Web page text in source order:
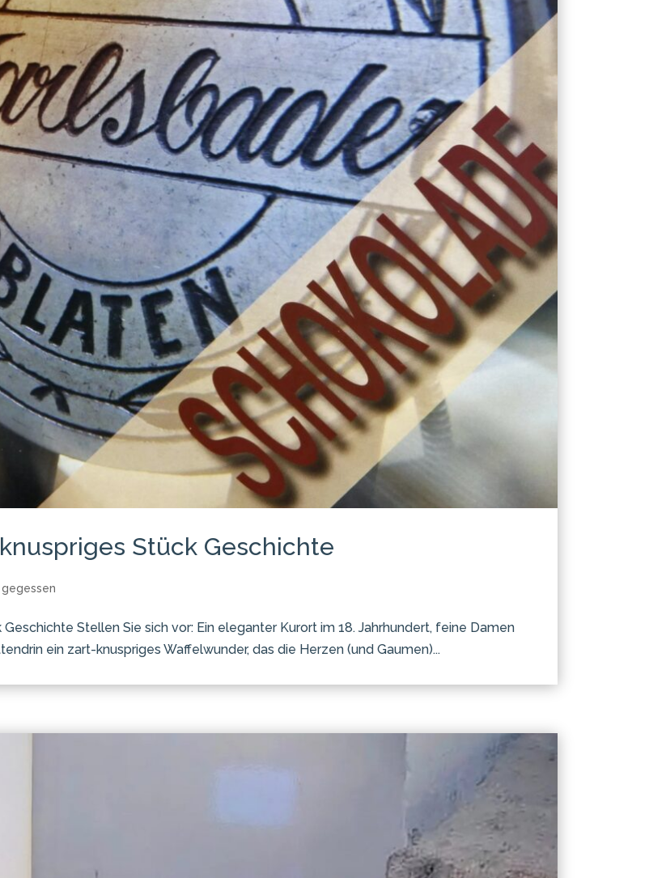
Stück Geschichte
gegessen
Stellen Sie sich vor: Ein eleganter Kurort im 18. Jahrhundert, feine Damen
ein zart-knuspriges Waffelwunder, das die Herzen (und Gaumen)...